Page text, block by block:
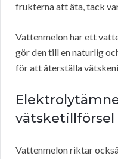
frukterna att äta, tack
Vattenmelon har ett
gör den till en naturlig
för att återställa
vätsketillförsel
Vattenmelon riktar